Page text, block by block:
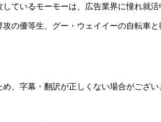
しているモーモーは、広告業界に憧れ就
の優等生、グー・ウェイイーの自転車
、字幕・翻訳が正しくない場合がござい